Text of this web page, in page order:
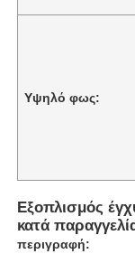
Υψηλό φως:
Εξοπλισμός
κατά
περιγραφή: